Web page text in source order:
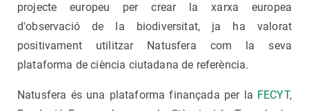
projecte europeu per crear la xarxa europea
d'observació de la biodiversitat, ja ha valorat
positivament utilitzar Natusfera com la seva
plataforma de ciència ciutadana de referència.
Natusfera és una plataforma finançada per la FECYT,